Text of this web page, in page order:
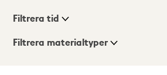
Visningsläge
Filtrera tid
Filtrera materialtyper